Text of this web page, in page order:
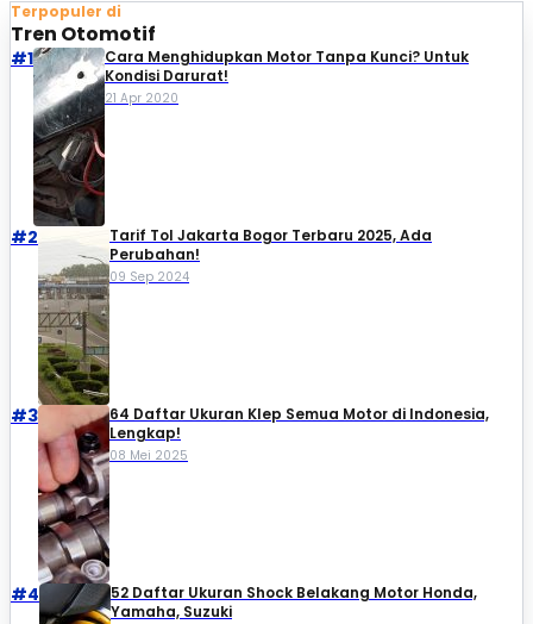
Terpopuler di
Tren Otomotif
#1
Cara Menghidupkan Motor Tanpa Kunci? Untuk
Kondisi Darurat!
21 Apr 2020
#2
Tarif Tol Jakarta Bogor Terbaru 2025, Ada
Perubahan!
09 Sep 2024
#3
64 Daftar Ukuran Klep Semua Motor di Indonesia,
Lengkap!
08 Mei 2025
#4
52 Daftar Ukuran Shock Belakang Motor Honda,
Yamaha, Suzuki​